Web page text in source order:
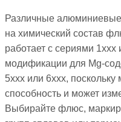
Различные
на химический состав
работает с сериями 1xxx
модификации для Mg-
5xxx или 6xxx,
способность и может
Выбирайте флюс,